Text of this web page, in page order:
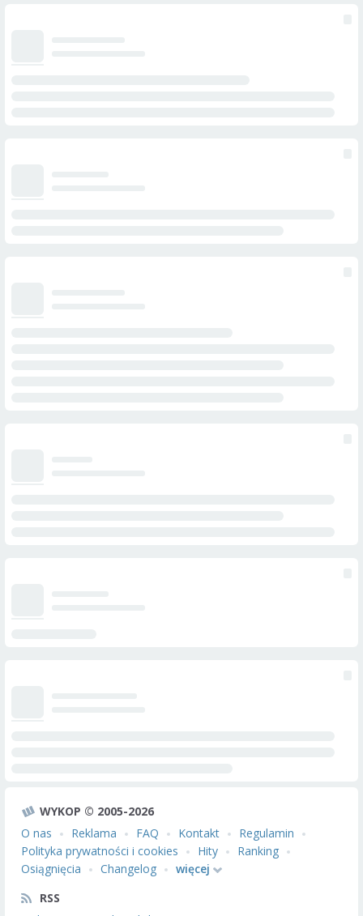
WYKOP © 2005-2026
O nas
Reklama FAQ Kontakt
Regulamin
Polityka prywatności i cookies
Hity
Ranking
Osiągnięcia
Changelog
więcej
RSS